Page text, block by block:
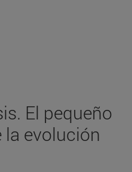
El pequeño
evolución